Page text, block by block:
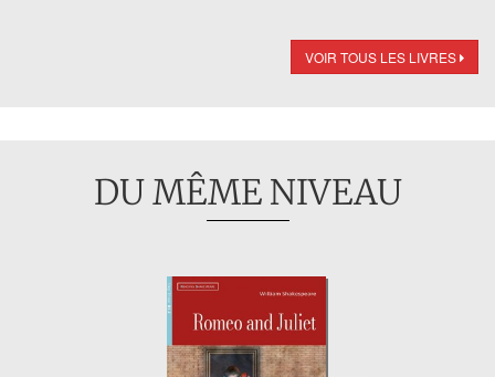
VOIR TOUS LES LIVRES
DU MÊME NIVEAU